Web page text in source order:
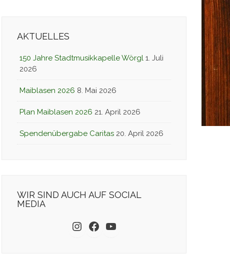
AKTUELLES
150 Jahre Stadtmusikkapelle Wörgl 1. Juli
2026
Maiblasen 2026 8. Mai 2026
Plan Maiblasen 2026 21. April 2026
Spendenübergabe Caritas 20. April 2026
WIR SIND AUCH AUF SOCIAL
MEDIA
Instagram Facebook YouTube